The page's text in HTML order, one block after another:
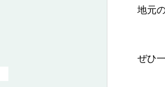
地元
ぜひ